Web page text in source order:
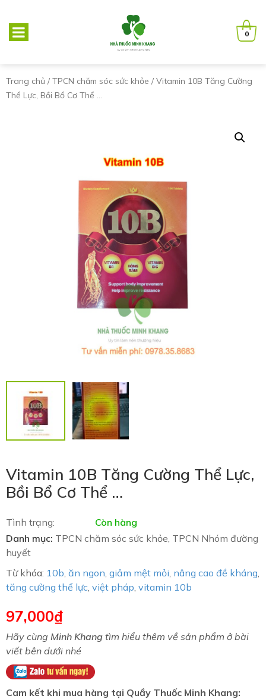
0
Trang chủ / TPCN chăm sóc sức khỏe / Vitamin 10B Tăng Cường
Thể Lực, Bồi Bổ Cơ Thể …
Vitamin 10B Tăng Cường Thể Lực,
Bồi Bổ Cơ Thể …
Tình trạng:
Còn hàng
Danh mục: TPCN chăm sóc sức khỏe TPCN Nhóm đường
huyết
Từ khóa: 10b ăn ngon giảm mệt mỏi nâng cao đề kháng
tăng cường thể lực việt pháp vitamin 10b
97,000₫
Hãy cùng Minh Khang tìm hiểu thêm về sản phẩm ở bài
viết bên dưới nhé
Cam kết khi mua hàng tại Quầy Thuốc Minh Khang: